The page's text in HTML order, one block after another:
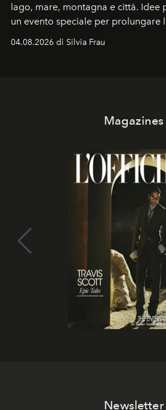
lago, mare, montagna e città. Idee
un evento speciale per prolungare
04.08.2026 di Silvia Frau
Magazines
Newsletter